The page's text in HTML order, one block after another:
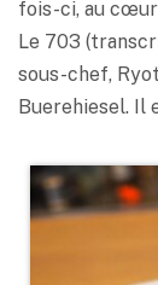
fois-ci, au cœur
Le 703
sous-chef,
Buerehiesel. Il